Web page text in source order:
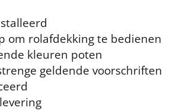
om rolafdekking te bedienen
kleuren poten
geldende voorschriften